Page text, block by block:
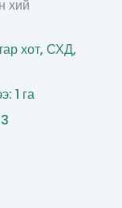
хий
хот, СХД,
1 га